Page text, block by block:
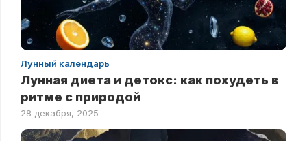
Лунный календарь
Лунная диета и детокс: как похудеть в
ритме с природой
28 декабря, 2025